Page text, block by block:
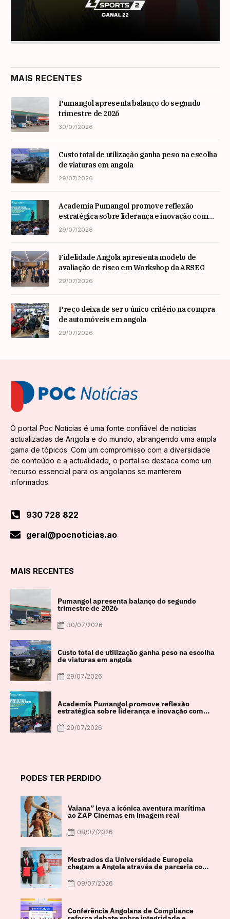
MAIS RECENTES
Pumangol apresenta balanço do segundo
trimestre de 2026
30/07/2026
Custo total de utilização ganha peso na escolha
de viaturas em angola
29/07/2026
Academia Pumangol promove reflexão
estratégica sobre liderança e inovação com
especialista internacional Nadim Habib
29/07/2026
Fidelidade Angola apresenta modelo de
avaliação de risco em Workshop da ARSEG
29/07/2026
Preço deixa de ser o único critério na compra
de automóveis em angola
29/07/2026
O portal Poc Notícias é uma fonte confiável de notícias
actualizadas de Angola e do mundo, abrangendo uma ampla
gama de tópicos. Com um compromisso com a diversidade
de conteúdo e a actualidade, o portal se destaca como um
recurso essencial para os angolanos se manterem
informados.
930 728 822
geral@pocnoticias.ao
MAIS RECENTES
Pumangol apresenta balanço do segundo
trimestre de 2026
30/07/2026
Custo total de utilização ganha peso na escolha
de viaturas em angola
29/07/2026
Academia Pumangol promove reflexão
estratégica sobre liderança e inovação com
29/07/2026
PODES TER PERDIDO
Vaiana” leva a icónica aventura marítima
ao ZAP Cinemas em imagem real
08/07/2026
Mestrados da Universidade Europeia
chegam a Angola através de parceria com
09/07/2026
Conferência Angolana de Compliance